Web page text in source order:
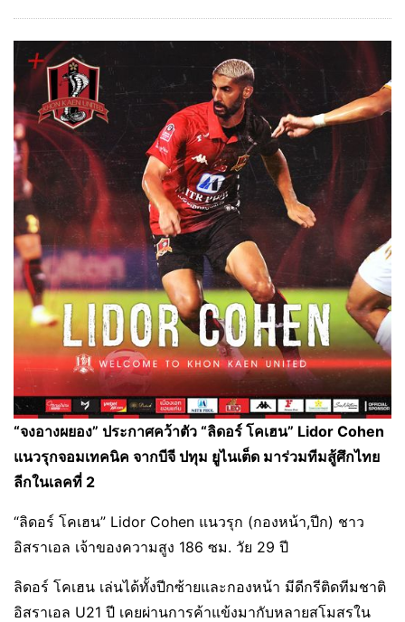
“จงอางผยอง” ประกาศคว้าตัว “ลิดอร์ โคเฮน” Lidor Cohen
แนวรุกจอมเทคนิค จากบีจี ปทุม ยูไนเต็ด มาร่วมทีมสู้ศึกไทย
ลีกในเลคที่ 2
“ลิดอร์ โคเฮน” Lidor Cohen แนวรุก (กองหน้า,ปีก) ชาว
อิสราเอล เจ้าของความสูง 186 ซม. วัย 29 ปี
ลิดอร์ โคเฮน เล่นได้ทั้งปีกซ้ายและกองหน้า มีดีกรีติดทีมชาติ
อิสราเอล U21 ปี เคยผ่านการค้าแข้งมากับหลายสโมสรใน